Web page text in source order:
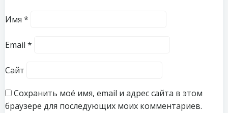
Имя *
Email *
Сайт
Сохранить моё имя, email и адрес сайта в этом
браузере для последующих моих комментариев.